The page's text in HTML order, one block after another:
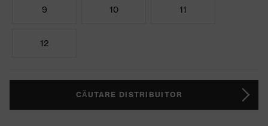
9 10 11
12
CĂUTARE DISTRIBUITOR